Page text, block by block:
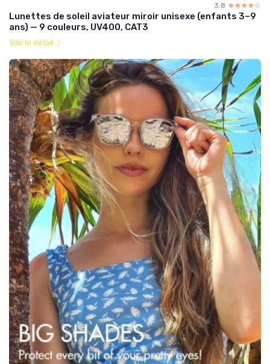
3.8 ☆☆☆☆☆
★★★★★
Lunettes de soleil aviateur miroir unisexe (enfants 3–9
ans) — 9 couleurs, UV400, CAT3
Voir le détail